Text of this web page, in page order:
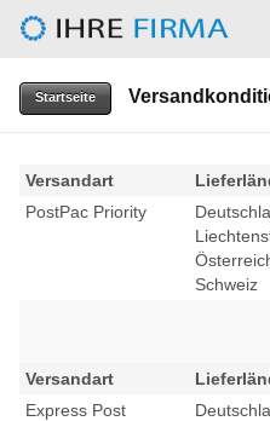
SUCHE
0511-372247
Startseite
Versandart
PostPac Priority
Schweiz
Versandart
Express Post